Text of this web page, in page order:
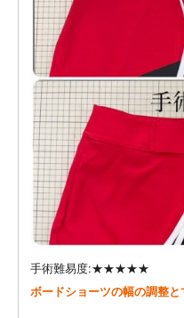
手術難易度:★★★★★
ボードショーツの幅の調整